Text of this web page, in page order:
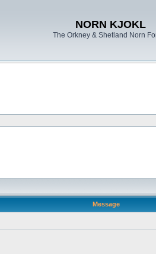
NORN KJOKL
The Orkney & Shetland Norn
Message